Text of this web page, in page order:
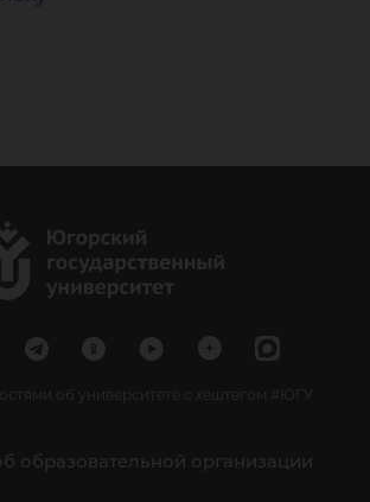
об университете с хештегом #ЮГУ
образовательной организации